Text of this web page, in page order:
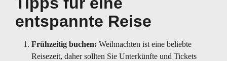
entspannte Reise
Frühzeitig buchen: Weihnachten ist eine beliebte
Reisezeit, daher sollten Sie Unterkünfte und Tickets